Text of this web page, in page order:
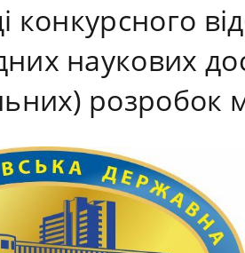
наукових
розробок